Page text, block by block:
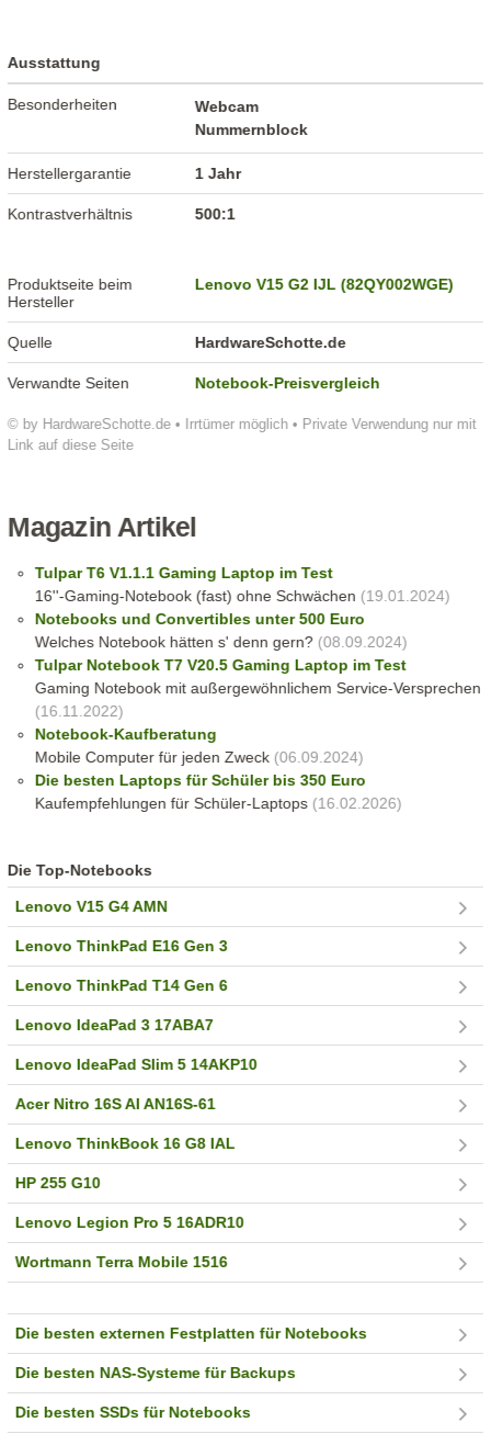
© by HardwareSchotte.de • Irrtümer möglich • Private Verwendung nur mit
Link auf diese Seite
Ausstattung
Besonderheiten
Webcam
Nummernblock
Herstellergarantie 1 Jahr
Kontrastverhältnis 500:1
Produktseite beim
Hersteller
Lenovo V15 G2 IJL (82QY002WGE)
Quelle HardwareSchotte.de
Verwandte Seiten Notebook-Preisvergleich
Magazin Artikel
Tulpar T6 V1.1.1 Gaming Laptop im Test
16''-Gaming-Notebook (fast) ohne Schwächen (19.01.2024)
Notebooks und Convertibles unter 500 Euro
Welches Notebook hätten s' denn gern?(08.09.2024)
Tulpar Notebook T7 V20.5 Gaming Laptop im Test
Gaming Notebook mit außergewöhnlichem Service-Versprechen
(16.11.2022)
Notebook-Kaufberatung
Mobile Computer für jeden Zweck(06.09.2024)
Die besten Laptops für Schüler bis 350 Euro
Kaufempfehlungen für Schüler-Laptops(16.02.2026)
Die Top-Notebooks
Lenovo V15 G4 AMN
Lenovo ThinkPad E16 Gen 3
Lenovo ThinkPad T14 Gen 6
Lenovo IdeaPad 3 17ABA7
Lenovo IdeaPad Slim 5 14AKP10
Acer Nitro 16S AI AN16S-61
Lenovo ThinkBook 16 G8 IAL
HP 255 G10
Lenovo Legion Pro 5 16ADR10
Wortmann Terra Mobile 1516
Die besten externen Festplatten für Notebooks
Die besten NAS-Systeme für Backups
Die besten SSDs für Notebooks